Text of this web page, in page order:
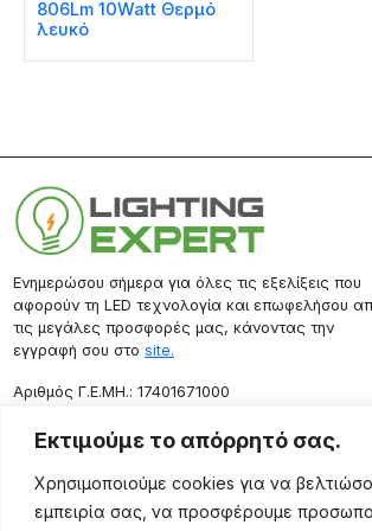
Εκτιμούμε το απόρρητό σας.
Χρησιμοποιούμε cookies για να
εμπειρία σας, να προσφέρουμε
806Lm 10Watt Θερμό
λευκό
Ενημερώσου σήμερα για όλες τις εξελίξεις που
αφορούν τη LED τεχνολογία και επωφελήσου
τις μεγάλες προσφορές μας, κάνοντας την
εγγραφή σου στο site.
Aριθμός Γ.Ε.ΜΗ.: 17401671000
Επικοινωνία
Ρόδου 133, Αθήνα 10443
(+30) 211 725 5427